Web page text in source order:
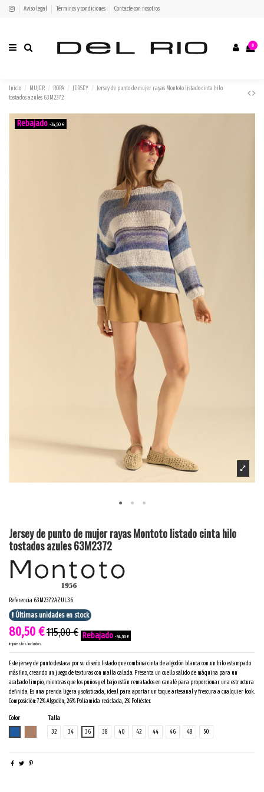
Aviso legal Términos y condiciones Contacte con nosotros
0
Inicio MUJER ROPA JERSEY
Jersey de punto de mujer rayas Montoto listado cinta hilo
tostados azules 63M2372
-34,50 €
Jersey de punto de mujer rayas Montoto listado cinta hilo
tostados azules 63M2372
Referencia 63M2372.AZUL.36
Últimas unidades en stock
80,50 €115,00 €
-34,50 €
Impuestos incluidos
Este jersey de punto destaca por su diseño listado que combina cinta de algodón blanca con un hilo estampado
más fino, creando un juego de texturas con malla calada. Presenta un cuello salido de máquina para un
acabado limpio, mientras que los puños y el bajo están rematados en canalé para proporcionar una estructura
definida. Es una prenda ligera y sofisticada, ideal para aportar un toque artesanal y frescura a cualquier look.
Composición: 72% Algodón, 26% Poliamida reciclada, 2% Poliéster.
Color
Talla
32
34 36 38 40 42 44 46 48 50